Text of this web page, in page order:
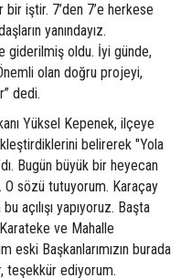
iştir. 7’den 7’e herkese
yanındayız.
giderilmiş oldu. İyi günde,
olan doğru projeyi,
dedi.
Yüksel Kepenek, ilçeye
belirerek "Yola
Bugün büyük bir heyecan
sözü tutuyorum. Karaçay
açılışı yapıyoruz. Başta
ve Mahalle
eski Başkanlarımızın burada
teşekkür ediyorum.